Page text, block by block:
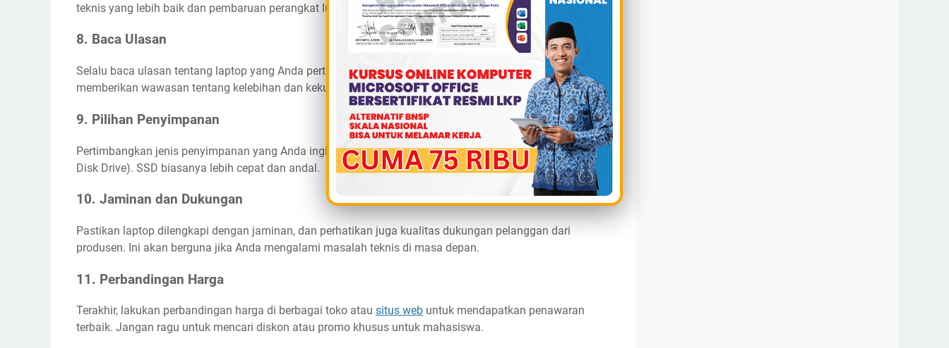
teknis yang lebih baik dan pembaruan perangkat lunak yang lebih konsisten.
8. Baca Ulasan
Selalu baca ulasan tentang laptop yang Anda pertimbangkan. Ulasan dari pengguna lain dapat
memberikan wawasan tentang kelebihan dan kekurangan suatu laptop.
9. Pilihan Penyimpanan
Pertimbangkan jenis penyimpanan yang Anda inginkan, apakah SSD (Solid State Drive) atau HDD (Hard
Disk Drive). SSD biasanya lebih cepat dan andal.
10. Jaminan dan Dukungan
Pastikan laptop dilengkapi dengan jaminan, dan perhatikan juga kualitas dukungan pelanggan dari
produsen. Ini akan berguna jika Anda mengalami masalah teknis di masa depan.
11. Perbandingan Harga
Terakhir, lakukan perbandingan harga di berbagai toko atau situs web untuk mendapatkan penawaran
terbaik. Jangan ragu untuk mencari diskon atau promo khusus untuk mahasiswa.